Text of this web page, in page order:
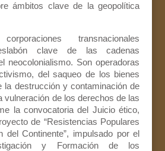
ámbitos clave de la geopolítica
transnacionales
clave de las cadenas
neocolonialismo. Son operadoras
del saqueo de los bienes
la destrucción y contaminación de
vulneración de los derechos de las
la convocatoria del Juicio ético,
de “Resistencias Populares
del Continente”, impulsado por el
y Formación de los